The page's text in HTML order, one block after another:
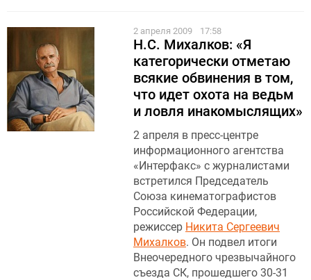
2 апреля 2009 17:58
Н.С. Михалков: «Я
категорически отметаю
всякие обвинения в том,
что идет охота на ведьм
и ловля инакомыслящих»
2 апреля в пресс-центре
информационного агентства
«Интерфакс» с журналистами
встретился Председатель
Союза кинематографистов
Российской Федерации,
режиссер Никита Сергеевич
Михалков. Он подвел итоги
Внеочередного чрезвычайного
съезда СК, прошедшего 30-31